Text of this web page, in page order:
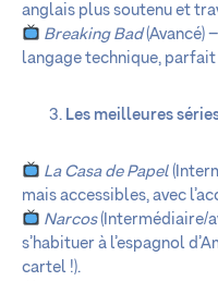
anglais plus soutenu et
Breaking Bad(Avancé)
langage technique,
Les meilleures
La Casa de Papel
mais accessibles, avec
Narcos(Intermédiaire/
s’habituer à l’espagnol
cartel !).